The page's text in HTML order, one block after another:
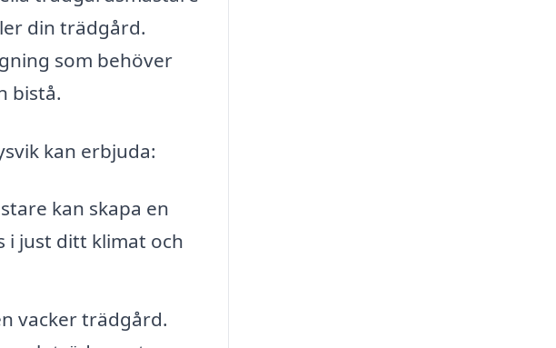
din trädgård.
som behöver
bistå.
kan erbjuda:
kan skapa en
i just ditt klimat och
vacker trädgård.